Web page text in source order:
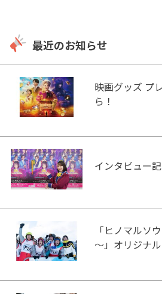
最近のお知らせ
映画グッズ プ
ら！
インタビュー
「ヒノマルソ
～」オリジナ